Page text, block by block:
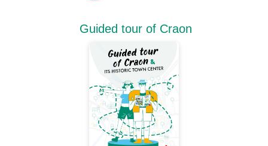
Guided tour of Craon